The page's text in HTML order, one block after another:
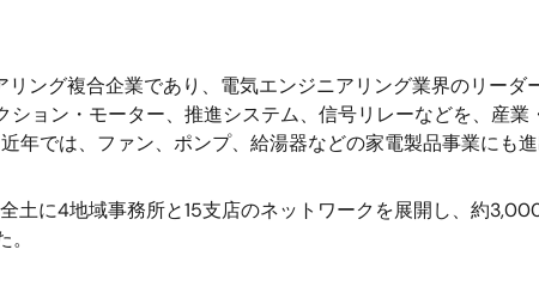
ング複合企業であり、電気エンジニアリング業界のリーダ
ョン・モーター、推進システム、信号リレーなどを、産業
では、ファン、ポンプ、給湯器などの家電製品事業にも進
土に4地域事務所と15支店のネットワークを展開し、約